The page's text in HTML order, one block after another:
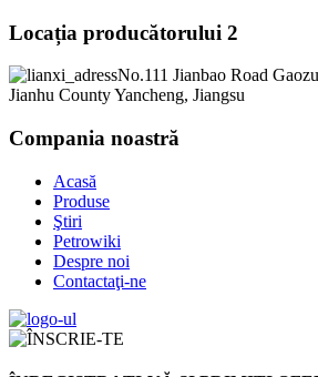
Locația producătorului 2
No.111 Jianbao Road
Jianhu County Yancheng, Jiangsu
Compania noastră
Acasă
Produse
Ştiri
Petrowiki
Despre noi
Contactaţi-ne